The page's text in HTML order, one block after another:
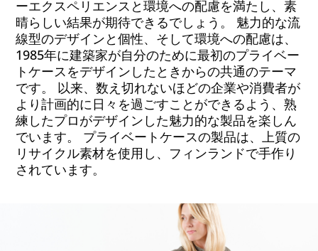
ーエクスペリエンスと環境への配慮を満たし、素
晴らしい結果が期待できるでしょう。 魅力的な流
線型のデザインと個性、そして環境への配慮は、
1985年に建築家が自分のために最初のプライベー
トケースをデザインしたときからの共通のテーマ
です。 以来、数え切れないほどの企業や消費者が
より計画的に日々を過ごすことができるよう、熟
練したプロがデザインした魅力的な製品を楽しん
でいます。 プライベートケースの製品は、上質の
リサイクル素材を使用し、フィンランドで手作り
されています。